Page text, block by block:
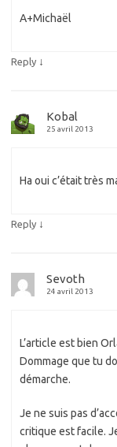
A+Michaël
Reply ↓
Kobal
25 avril 2013
Ha oui c’était très
Reply ↓
Sevoth
24 avril 2013
L’article est bien
Dommage que tu
démarche.
Je ne suis pas
critique est facile.